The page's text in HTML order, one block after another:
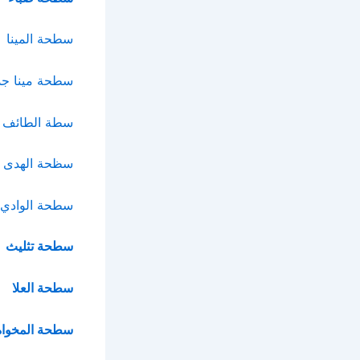
سطحة المينا
سطحة مينا
سطة الطائف
سظحة الهدى
سطحة الوادي
سطحة تثليث
سطحة العلا
سطحة